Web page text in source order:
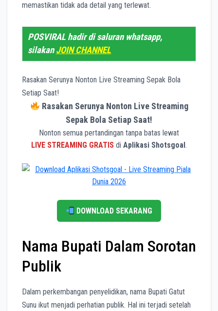
memastikan tidak ada detail yang terlewat.
POSVIRAL hadir di saluran whatsapp,
silakan JOIN CHANNEL
Rasakan Serunya Nonton Live Streaming Sepak Bola
Setiap Saat!
Rasakan Serunya Nonton Live Streaming
Sepak Bola Setiap Saat!
Nonton semua pertandingan tanpa batas lewat
LIVE STREAMING GRATIS di Aplikasi Shotsgoal .
DOWNLOAD SEKARANG
Nama Bupati Dalam Sorotan
Publik
Dalam perkembangan penyelidikan, nama Bupati Gatut
Sunu ikut menjadi perhatian publik. Hal ini terjadi setelah